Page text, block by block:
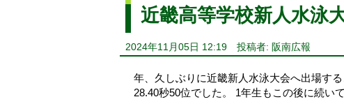
近畿高等学校新人水泳
2024年11月05日 12:19 投稿者: 阪南広報
年、久しぶりに近畿新人水泳大会へ出場す
28.40秒50位でした。 1年生もこの後に続い